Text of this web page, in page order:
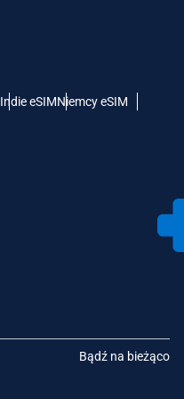
Indie eSIMNiemcy eSIM
Bądź na bieżąco